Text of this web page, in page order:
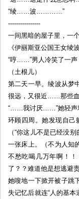
“绫……波…………”
----------------
一间黑暗的屋子里，一
《伊丽斯亚公国王女绫
“哼……”男人冷笑了一
（土根儿）
第二天一早。绫波从梦
很远，又很近……那些
“……我讨厌……”她轻声
环顾四周。她发现自己
（“你这儿不是已经没
一张床上。（不为人知
不愁吃喝几万年啊！！
了？？难道他是想逃避
她嗖地一下掀开被子跳
失记忆后就连“人的基